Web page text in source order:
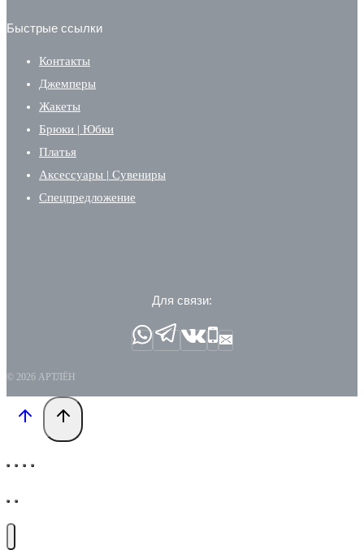
Быстрые ссылки
Контакты
Джемперы
Жакеты
Брюки | Юбки
Платья
Аксессуары | Сувениры
Спецпредложение
Для связи:
© 2026 АРТЛЁН